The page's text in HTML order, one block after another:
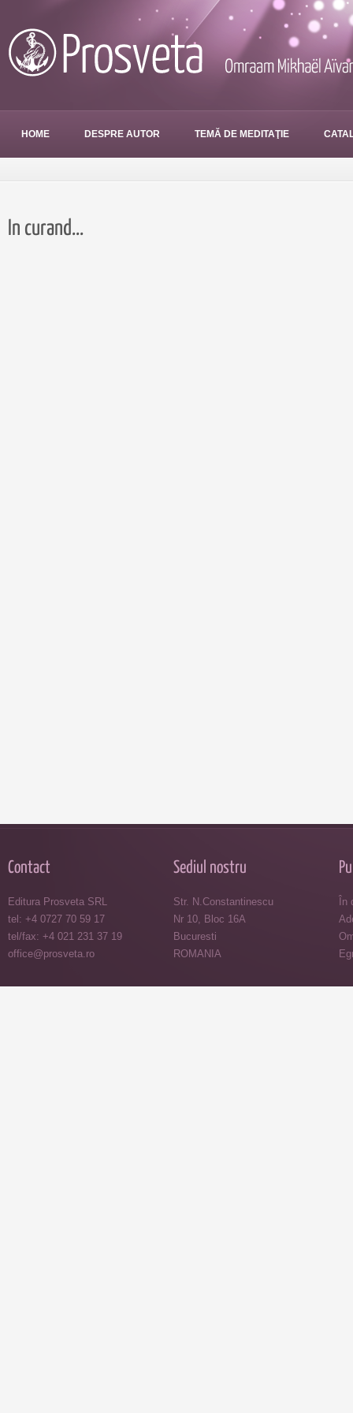
HOME DESPRE AUTOR TEMĂ DE MEDITAŢIE
In curand...
Contact
Editura Prosveta SRL
tel: +4 0727 70 59 17
tel/fax: +4 021 231 37 19
office@prosveta.ro
Sediul nostru
Str. N.Constantinescu
Nr 10, Bloc 16A
Bucuresti
ROMANIA
În